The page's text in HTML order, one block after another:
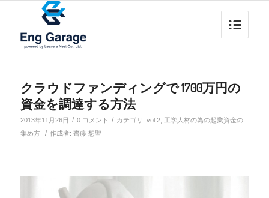
クラウドファンディングで 1700万円の
資金を調達する方法
2013年11月26日 / 0 コメント / カテゴリ: vol.2, 工学人材の為の起業資金の
集め方
/ 作成者: 齊藤 想聖